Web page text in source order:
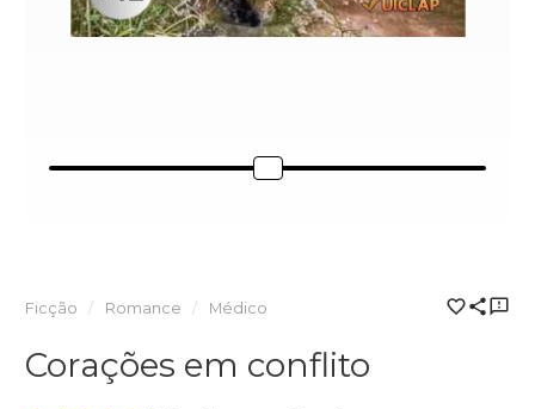
Ficção Romance Médico
Corações em conflito